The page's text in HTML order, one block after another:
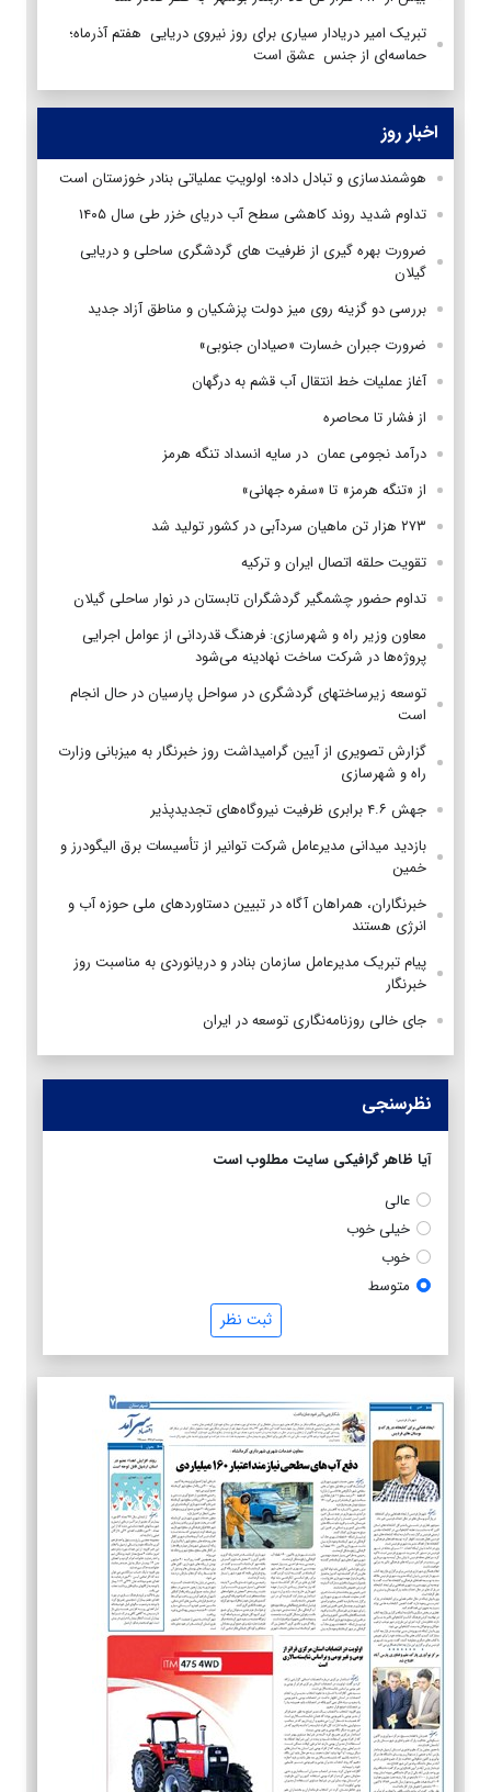
تبریک امیر دریادار سیاری برای روز نیروی دریایی هفتم آذرماه؛
حماسه‌ای از جنس عشق است
اخبار روز
هوشمندسازی و تبادل داده؛ اولویتِ عملیاتی بنادر خوزستان است
تداوم شدید روند کاهشی سطح آب دریای خزر طی سال ۱۴۰۵
ضرورت بهره گیری از ظرفیت های گردشگری ساحلی و دریایی
گیلان
بررسی دو گزینه روی میز دولت پزشکیان و مناطق آزاد جدید
ضرورت جبران خسارت «صیادان جنوبی»
آغاز عملیات خط انتقال آب قشم به درگهان
از فشار تا محاصره
درآمد نجومی عمان در سایه انسداد تنگه هرمز
از «تنگه هرمز» تا «سفره جهانی»
۲۷۳ هزار تن ماهیان سردآبی در کشور تولید شد
تقویت حلقه اتصال ایران و ترکیه
تداوم حضور چشمگیر گردشگران تابستان در نوار ساحلی گیلان
معاون وزیر راه و شهرسازی: فرهنگ قدردانی از عوامل اجرایی
پروژه‌ها در شرکت ساخت نهادینه می‌شود
توسعه زیرساختهای گردشگری در سواحل پارسیان در حال انجام
است
گزارش تصویری از آیین گرامیداشت روز خبرنگار به میزبانی وزارت
راه و شهرسازی
جهش ۴.۶ برابری ظرفیت نیروگاه‌های تجدیدپذیر
بازدید میدانی مدیرعامل شرکت توانیر از تأسیسات برق الیگودرز و
خمین
خبرنگاران، همراهان آگاه در تبیین دستاوردهای ملی حوزه آب و
انرژی هستند
پیام تبریک مدیرعامل سازمان بنادر و دریانوردی به مناسبت روز
خبرنگار
جای خالی روزنامه‌نگاری توسعه در ایران
نظرسنجی
آیا ظاهر گرافیکی سایت مطلوب است
عالی
خیلی خوب
خوب
متوسط
ثبت نظر